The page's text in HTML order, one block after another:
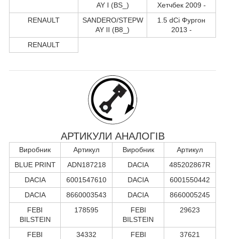
AY I (BS_)
Хетчбек 2009 -
RENAULT
SANDERO/STEPW
AY II (B8_)
1.5 dCi Фургон
2013 -
RENAULT
АРТИКУЛИ АНАЛОГІВ
Виробник Артикул Виробник
Артикул
BLUE PRINT
ADN187218 DACIA
485202867R
DACIA
6001547610 DACIA
6001550442
DACIA
8660003543 DACIA
8660005245
FEBI
BILSTEIN
178595
FEBI
BILSTEIN
29623
FEBI
34332
FEBI
37621